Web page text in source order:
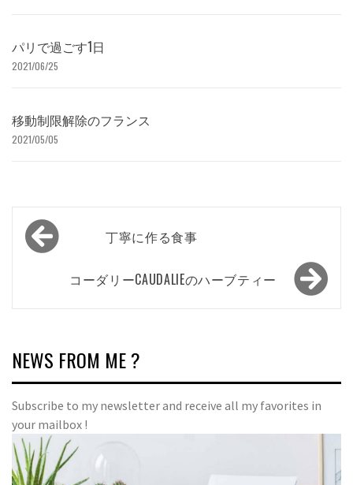
パリで過ごす1日
2021/06/25
移動制限解除のフランス
2021/05/05
投
稿
ー
シ
ョ
ン
丁寧に作る食事
コーダリーCAUDALIEのハーブティー
NEWS FROM ME ?
Subscribe to my newsletter and receive all my favorites in
your mailbox !